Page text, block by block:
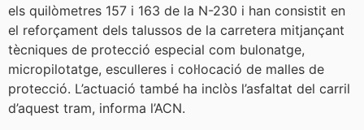
els quilòmetres 157 i 163 de la N-230 i han consistit en
el reforçament dels talussos de la carretera mitjançant
tècniques de protecció especial com bulonatge,
micropilotatge, esculleres i col·locació de malles de
protecció. L’actuació també ha inclòs l’asfaltat del carril
d’aquest tram, informa l’ACN.